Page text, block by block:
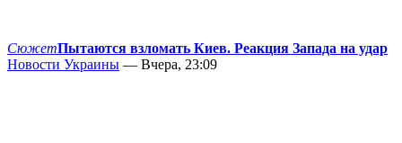
СюжетПытаются взломать Киев. Реакция Запада на удар
Новости Украины — Вчера, 23:09